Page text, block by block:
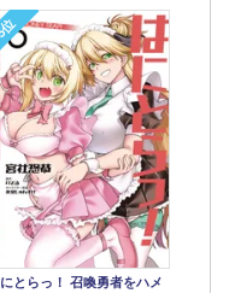
とらっ！ 召喚勇者をハメ